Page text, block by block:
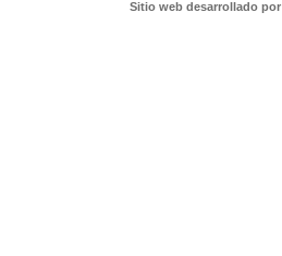
Sitio web desarrollado por